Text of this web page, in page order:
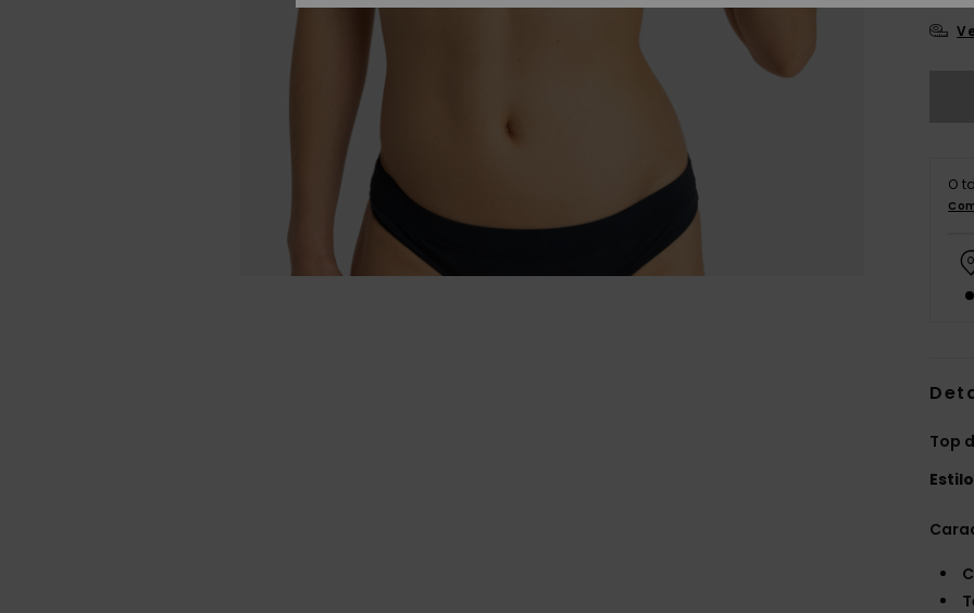
O
Top
Estilo